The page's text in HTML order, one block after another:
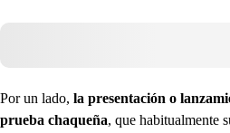
Por un lado, la presentación o
prueba chaqueña, que habitualmente